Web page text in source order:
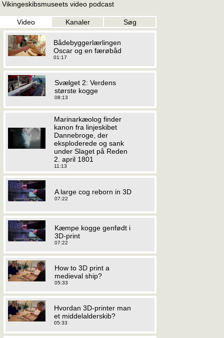
Vikingeskibsmuseets video podcast
Video Kanaler Søg
Bådebyggerlærlingen
Oscar og en færøbåd
01:17
Svælget 2: Verdens
største kogge
08:13
Marinarkæolog finder
kanon fra linjeskibet
Dannebroge, der
eksploderede og sank
under Slaget på Reden
2. april 1801
11:13
A large cog reborn in 3D
07:22
Kæmpe kogge genfødt i
3D-print
07:22
How to 3D print a
medieval ship?
05:33
Hvordan 3D-printer man
et middelalderskib?
05:33